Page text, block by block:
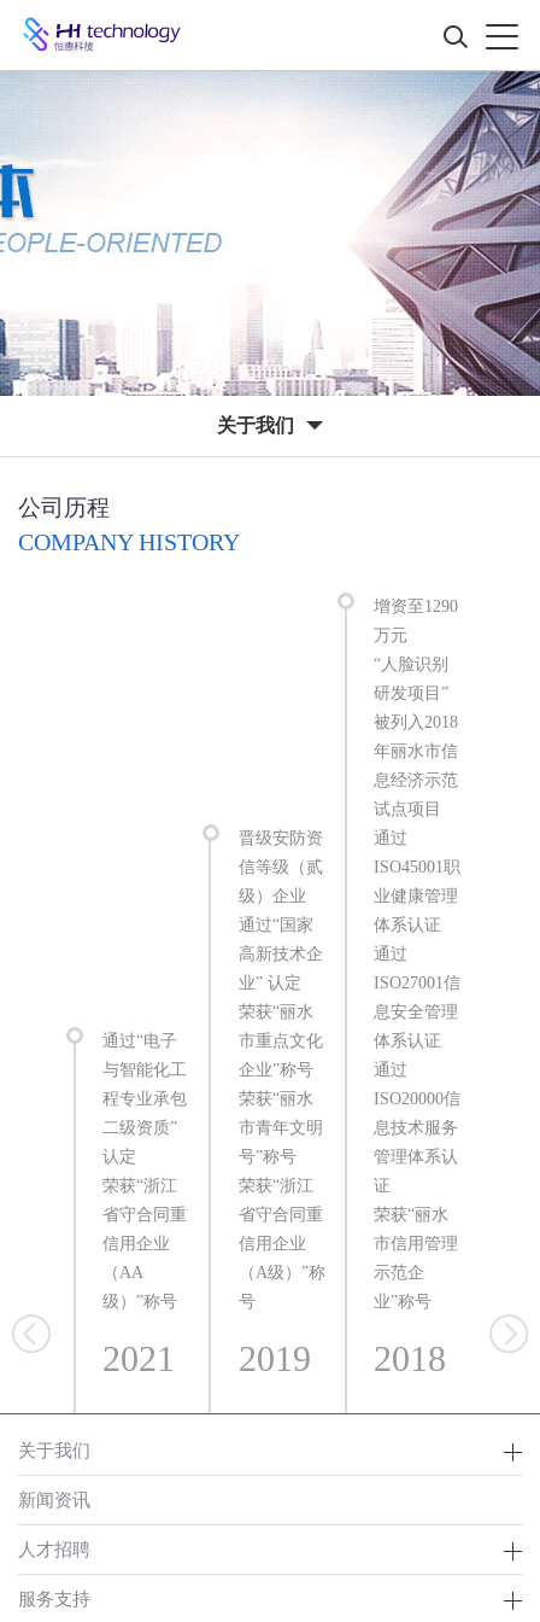
关于我们
公司历程
COMPANY HISTORY
通过“电子
与智能化工
程专业承包
二级资质”
认定
荣获“浙江
省守合同重
信用企业
（AA
级）”称号
2021
晋级安防资
信等级（贰
级）企业
通过“国家
高新技术企
业” 认定
荣获“丽水
市重点文化
企业”称号
荣获“丽水
市青年文明
号”称号
荣获“浙江
省守合同重
信用企业
（A级）”称
号
2019
增资至1290
万元
“人脸识别
研发项目”
被列入2018
年丽水市信
息经济示范
试点项目
通过
ISO45001职
业健康管理
体系认证
通过
ISO27001信
息安全管理
体系认证
通过
ISO20000信
息技术服务
管理体系认
证
荣获“丽水
市信用管理
示范企
业”称号
2018
关于我们
新闻资讯
人才招聘
服务支持